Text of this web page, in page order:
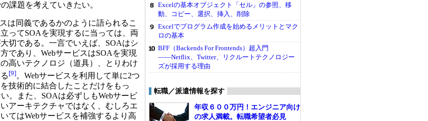
課題を考えていきたい。
は同義であるかのように語られるこ
ってSOAを実現するに当っては、両
切である。一言でいえば、SOAはシ
であり、WebサービスはSOAを実現
高いテクノロジ（道具）、とりわけ
[9]。Webサービスを利用して単に2つ
技術的に結合したことだけをもっ
。また、SOAは必ずしもWebサービ
アーキテクチャではなく、むしろエ
てはWebサービスを補強するより高
Excelの基本オブジェクト「セル」の参照、移
動、コピー、選択、挿入、削除
Excelでプログラム作成を始めるメリットとマク
ロの基本
BFF（Backends For Frontends）超入門
――Netflix、Twitter、リクルートテクノロジー
ズが採用する理由
転職／派遣情報を探す
年収６００万円！エンジニア向け
の求人満載。転職希望者必見